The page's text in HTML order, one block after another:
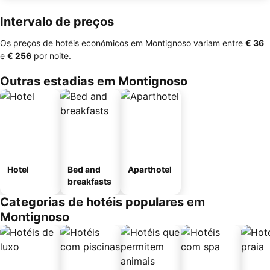
Intervalo de preços
Os preços de hotéis económicos em Montignoso variam entre ‎€ 36
e ‎€ 256 por noite.
Outras estadias em Montignoso
Hotel
Bed and
breakfasts
Aparthotel
Categorias de hotéis populares em
Montignoso